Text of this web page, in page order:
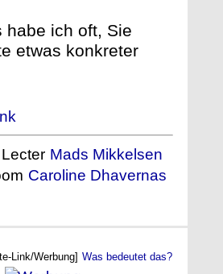
habe ich oft, Sie
etwas konkreter
Mads Mikkelsen
Caroline Dhavernas
Link/Werbung] Was bedeutet das?